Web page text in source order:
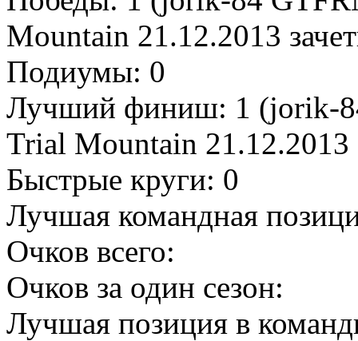
Mountain 21.12.2013
Подиумы: 0
Лучший финиш: 1 (jorik-
Trial Mountain 21.12.2013
Быстрые круги: 0
Лучшая командная
Очков всего:
Очков за один сезон:
Лучшая позиция в